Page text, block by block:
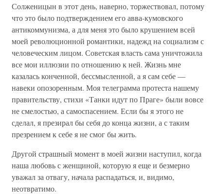
Солженицын в этот день, наверно, торжествовал, потому
что это было подтверждением его авва-кумовского
антикоммунизма, а для меня это было крушением всей
моей революционной романтики, надежд на социализм с
человеческим лицом. Советская власть сама уничтожила
все мои иллюзии по отношению к ней. Жизнь мне
казалась конченной, бессмысленной, а я сам себе —
навеки опозоренным. Моя телеграмма протеста нашему
правительству, стихи «Танки идут по Праге» были вовсе
не смелостью, а самоспасением. Если бы я этого не
сделал, я презирал бы себя до конца жизни, а с таким
презрением к себе я не смог бы жить.
Другой страшный момент в моей жизни наступил, когда
наша любовь с женщиной, которую я еще и безмерно
уважал за отвагу, начала распадаться, и, видимо,
неотвратимо.